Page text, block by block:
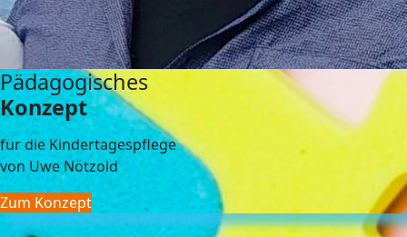
Pädagogisches
Konzept
für die Kindertagespflege
von Uwe Nötzold
Zum Konzept